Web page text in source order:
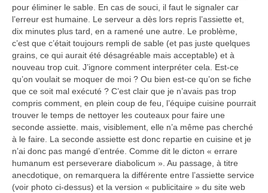
pour éliminer le sable. En cas de souci, il faut le signaler car
l’erreur est humaine. Le serveur a dès lors repris l’assiette et,
dix minutes plus tard, en a ramené une autre. Le problème,
c’est que c’était toujours rempli de sable (et pas juste quelques
grains, ce qui aurait été désagréable mais acceptable) et à
nouveau trop cuit. J’ignore comment interpréter cela. Est-ce
qu’on voulait se moquer de moi ? Ou bien est-ce qu’on se fiche
que ce soit mal exécuté ? C’est clair que je n’avais pas trop
compris comment, en plein coup de feu, l’équipe cuisine pourrait
trouver le temps de nettoyer les couteaux pour faire une
seconde assiette. mais, visiblement, elle n’a même pas cherché
à le faire. La seconde assiette est donc repartie en cuisine et je
n’ai donc pas mangé d’entrée. Comme dit le dicton « errare
humanum est perseverare diabolicum ». Au passage, à titre
anecdotique, on remarquera la différente entre l’assiette service
(voir photo ci-dessus) et la version « publicitaire » du site web